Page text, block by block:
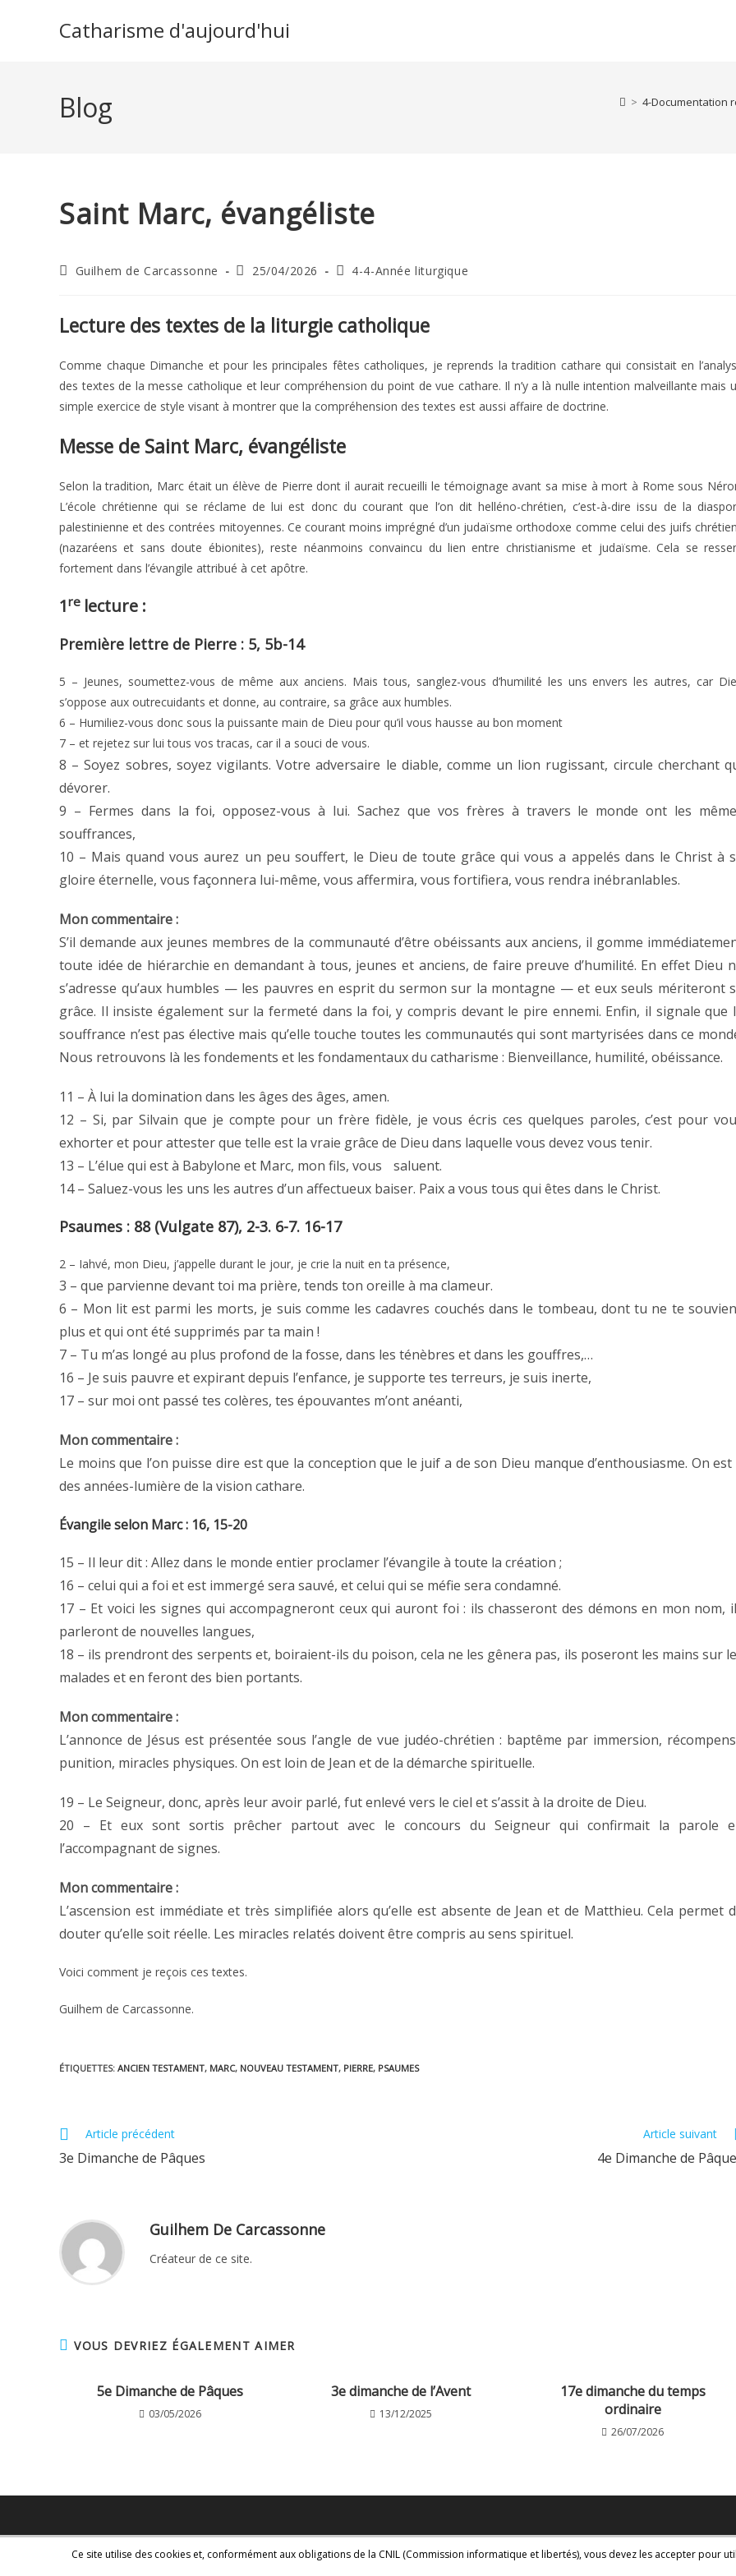
Catharisme d'aujourd'hui
Blog > 4-Documentation
Saint Marc, évangéliste
Auteur/autrice
publication :
Guilhem de Carcassonne
Publication
25/04/2026
Post4-4-Année liturgique
Lecture des textes de la liturgie catholique
Comme chaque Dimanche et pour les principales fêtes catholiques, je reprends la tradition cathare qui consistait en
des textes de la messe catholique et leur compréhension du point de vue cathare. Il n’y a là nulle intention malveillante mais
simple exercice de style visant à montrer que la compréhension des textes est aussi affaire de doctrine.
Messe de Saint Marc, évangéliste
Selon la tradition, Marc était un élève de Pierre dont il aurait recueilli le témoignage avant sa mise à mort à Rome sous
L’école chrétienne qui se réclame de lui est donc du courant que l’on dit helléno-chrétien, c’est-à-dire issu de la
palestinienne et des contrées mitoyennes. Ce courant moins imprégné d’un judaïsme orthodoxe comme celui des juifs
(nazaréens et sans doute ébionites), reste néanmoins convaincu du lien entre christianisme et judaïsme. Cela se
fortement dans l’évangile attribué à cet apôtre.
1re lecture :
Première lettre de Pierre : 5, 5b-14
5 – Jeunes, soumettez-vous de même aux anciens. Mais tous, sanglez-vous d’humilité les uns envers les autres, car
s’oppose aux outrecuidants et donne, au contraire, sa grâce aux humbles.
6 – Humiliez-vous donc sous la puissante main de Dieu pour qu’il vous hausse au bon moment
7 – et rejetez sur lui tous vos tracas, car il a souci de vous.
8 – Soyez sobres, soyez vigilants. Votre adversaire le diable, comme un lion rugissant, circule cherchant
dévorer.
9 – Fermes dans la foi, opposez-vous à lui. Sachez que vos frères à travers le monde ont les
souffrances,
10 – Mais quand vous aurez un peu souffert, le Dieu de toute grâce qui vous a appelés dans le Christ à
gloire éternelle, vous façonnera lui-même, vous affermira, vous fortifiera, vous rendra inébranlables.
Mon commentaire :
S’il demande aux jeunes membres de la communauté d’être obéissants aux anciens, il gomme
toute idée de hiérarchie en demandant à tous, jeunes et anciens, de faire preuve d’humilité. En effet Dieu
s’adresse qu’aux humbles — les pauvres en esprit du sermon sur la montagne — et eux seuls mériteront
grâce. Il insiste également sur la fermeté dans la foi, y compris devant le pire ennemi. Enfin, il signale que
souffrance n’est pas élective mais qu’elle touche toutes les communautés qui sont martyrisées dans ce
Nous retrouvons là les fondements et les fondamentaux du catharisme : Bienveillance, humilité, obéissance.
11 – À lui la domination dans les âges des âges, amen.
12 – Si, par Silvain que je compte pour un frère fidèle, je vous écris ces quelques paroles, c’est pour
exhorter et pour attester que telle est la vraie grâce de Dieu dans laquelle vous devez vous tenir.
13 – L’élue qui est à Babylone et Marc, mon fils, vous saluent.
14 – Saluez-vous les uns les autres d’un affectueux baiser. Paix a vous tous qui êtes dans le Christ.
Psaumes : 88 (Vulgate 87), 2-3. 6-7. 16-17
2 – Iahvé, mon Dieu, j’appelle durant le jour, je crie la nuit en ta présence,
3 – que parvienne devant toi ma prière, tends ton oreille à ma clameur.
6 – Mon lit est parmi les morts, je suis comme les cadavres couchés dans le tombeau, dont tu ne te
plus et qui ont été supprimés par ta main !
7 – Tu m’as longé au plus profond de la fosse, dans les ténèbres et dans les gouffres,…
16 – Je suis pauvre et expirant depuis l’enfance, je supporte tes terreurs, je suis inerte,
17 – sur moi ont passé tes colères, tes épouvantes m’ont anéanti,
Mon commentaire :
Le moins que l’on puisse dire est que la conception que le juif a de son Dieu manque d’enthousiasme. On est
des années-lumière de la vision cathare.
Évangile selon Marc : 16, 15-20
15 – Il leur dit : Allez dans le monde entier proclamer l’évangile à toute la création ;
16 – celui qui a foi et est immergé sera sauvé, et celui qui se méfie sera condamné.
17 – Et voici les signes qui accompagneront ceux qui auront foi : ils chasseront des démons en mon nom,
parleront de nouvelles langues,
18 – ils prendront des serpents et, boiraient-ils du poison, cela ne les gênera pas, ils poseront les mains sur
malades et en feront des bien portants.
Mon commentaire :
L’annonce de Jésus est présentée sous l’angle de vue judéo-chrétien : baptême par immersion,
punition, miracles physiques. On est loin de Jean et de la démarche spirituelle.
19 – Le Seigneur, donc, après leur avoir parlé, fut enlevé vers le ciel et s’assit à la droite de Dieu.
20 – Et eux sont sortis prêcher partout avec le concours du Seigneur qui confirmait la parole
l’accompagnant de signes.
Mon commentaire :
L’ascension est immédiate et très simplifiée alors qu’elle est absente de Jean et de Matthieu. Cela permet
douter qu’elle soit réelle. Les miracles relatés doivent être compris au sens spirituel.
Voici comment je reçois ces textes.
Guilhem de Carcassonne.
ÉTIQUETTES: ANCIEN TESTAMENT, MARC, NOUVEAU TESTAMENT, PIERRE, PSAUMES
Read
articles
Article précédent
3e Dimanche de Pâques
Article suivant
4e Dimanche de
Guilhem De Carcassonne
Créateur de ce site.
VOUS DEVRIEZ ÉGALEMENT AIMER
5e Dimanche de Pâques
03/05/2026
3e dimanche de l’Avent
13/12/2025
17e dimanche du temps
ordinaire
26/07/2026
Copyright - WordPress Theme by OceanWP
Ce site utilise des cookies et, conformément aux obligations de la CNIL (Commission informatique et libertés), vous devez les accepter pour